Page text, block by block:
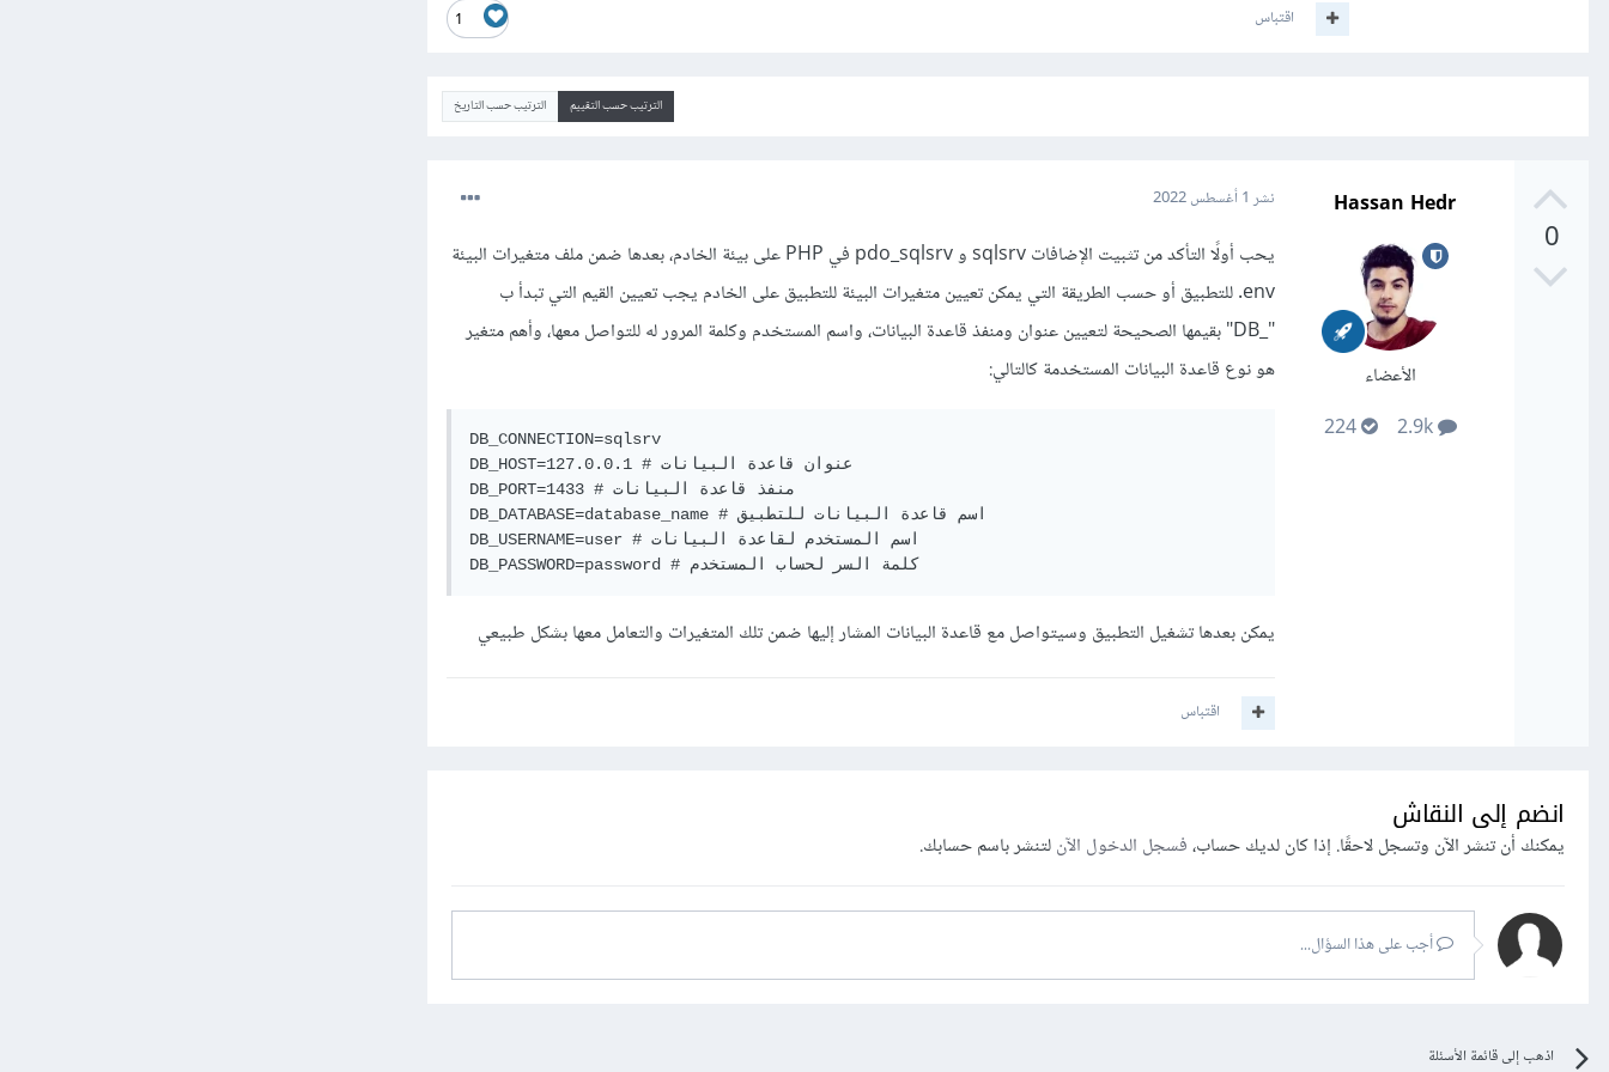
1 اقتباس
الترتيب حسب التقييم الترتيب حسب التاريخ
0
Hassan Hedr
الأعضاء
2.9k
224
نشر 1 أغسطس 2022
يحب أولًا التأكد من تثبيت الإضافات sqlsrv و pdo_sqlsrv في PHP على بيئة الخادم، بعدها ضمن ملف متغيرات البيئة
env. للتطبيق أو حسب الطريقة التي يمكن تعيين متغيرات البيئة للتطبيق على الخادم يجب تعيين القيم التي تبدأ ب
"_DB" بقيمها الصحيحة لتعيين عنوان ومنفذ قاعدة البيانات، واسم المستخدم وكلمة المرور له للتواصل معها، وأهم متغير
هو نوع قاعدة البيانات المستخدمة كالتالي:
DB_CONNECTION=sqlsrv
DB_HOST=127.0.0.1 # عنوان قاعدة البيانات
DB_PORT=1433 # منفذ قاعدة البيانات
DB_DATABASE=database_name # اسم قاعدة البيانات للتطبيق
DB_USERNAME=user # اسم المستخدم لقاعدة البيانات
DB_PASSWORD=password # كلمة السر لحساب المستخدم
يمكن بعدها تشغيل التطبيق وسيتواصل مع قاعدة البيانات المشار إليها ضمن تلك المتغيرات والتعامل معها بشكل طبيعي
اقتباس
انضم إلى النقاش
يمكنك أن تنشر الآن وتسجل لاحقًا. إذا كان لديك حساب،فسجل الدخول الآنلتنشر باسم حسابك.
أجب على هذا السؤال...
اذهب إلى قائمة الأسئلة